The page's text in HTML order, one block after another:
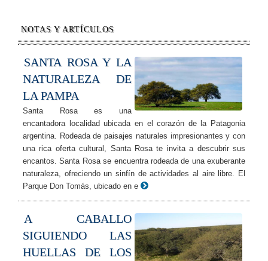
NOTAS Y ARTÍCULOS
SANTA ROSA Y LA
NATURALEZA DE
LA PAMPA
Santa Rosa es una
encantadora localidad ubicada en el corazón de la Patagonia
argentina. Rodeada de paisajes naturales impresionantes y con
una rica oferta cultural, Santa Rosa te invita a descubrir sus
encantos. Santa Rosa se encuentra rodeada de una exuberante
naturaleza, ofreciendo un sinfín de actividades al aire libre. El
Parque Don Tomás, ubicado en e
A CABALLO
SIGUIENDO LAS
HUELLAS DE LOS